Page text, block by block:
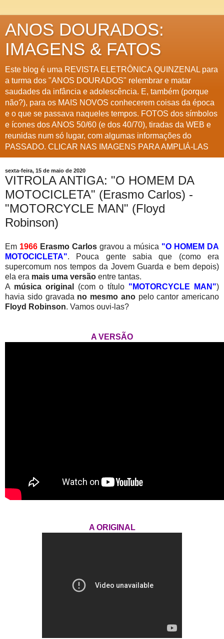
ANOS DOURADOS:
IMAGENS & FATOS
Este blog é uma REVISTA ELETRÔNICA QUINZENAL para
a turma dos "ANOS DOURADOS" relembrar e matar
saudades da infância e adolescência. E, também (porque
não?), para os MAIS NOVOS conhecerem coisas da época
e o que se passava naqueles tempos. FOTOS dos símbolos
e ícones dos ANOS 50/60 (e dos 40/70), tiradas da WEB e
reunidas num só lugar, com algumas informações do
PASSADO. CLICAR NAS IMAGENS PARA AMPLIÁ-LAS
sexta-feira, 15 de maio de 2020
VITROLA ANTIGA: "O HOMEM DA
MOTOCICLETA" (Erasmo Carlos) -
"MOTORCYCLE MAN" (Floyd
Robinson)
Em 1966 Erasmo Carlos gravou a música "O HOMEM DA
MOTOCICLETA". Pouca gente sabia que (como era
supercomum nos tempos da Jovem Guarda e bem depois)
ela era mais uma versão entre tantas.
A música original (com o título "MOTORCYCLE MAN")
havia sido gravada no mesmo anopelo cantor americano
Floyd Robinson. Vamos ouvi-las?
A VERSÃO
A ORIGINAL